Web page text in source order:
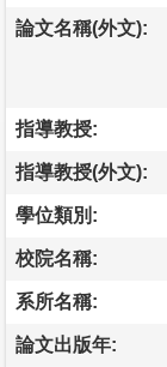
論文名稱(外文):
指導教授:
指導教授(外文):
學位類別:
校院名稱:
系所名稱:
論文出版年: